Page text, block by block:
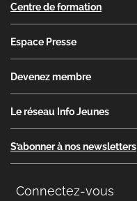
Centre de formation
Espace Presse
Devenez membre
Le réseau Info Jeunes
S’abonner à nos newsletters
Connectez-vous